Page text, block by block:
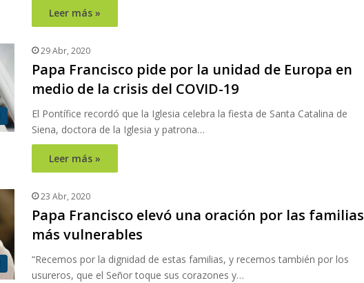
Leer más »
29 Abr, 2020
Papa Francisco pide por la unidad de Europa en
medio de la crisis del COVID-19
El Pontífice recordó que la Iglesia celebra la fiesta de Santa Catalina de
Siena, doctora de la Iglesia y patrona…
Leer más »
23 Abr, 2020
Papa Francisco elevó una oración por las familias
más vulnerables
“Recemos por la dignidad de estas familias, y recemos también por los
usureros, que el Señor toque sus corazones y…